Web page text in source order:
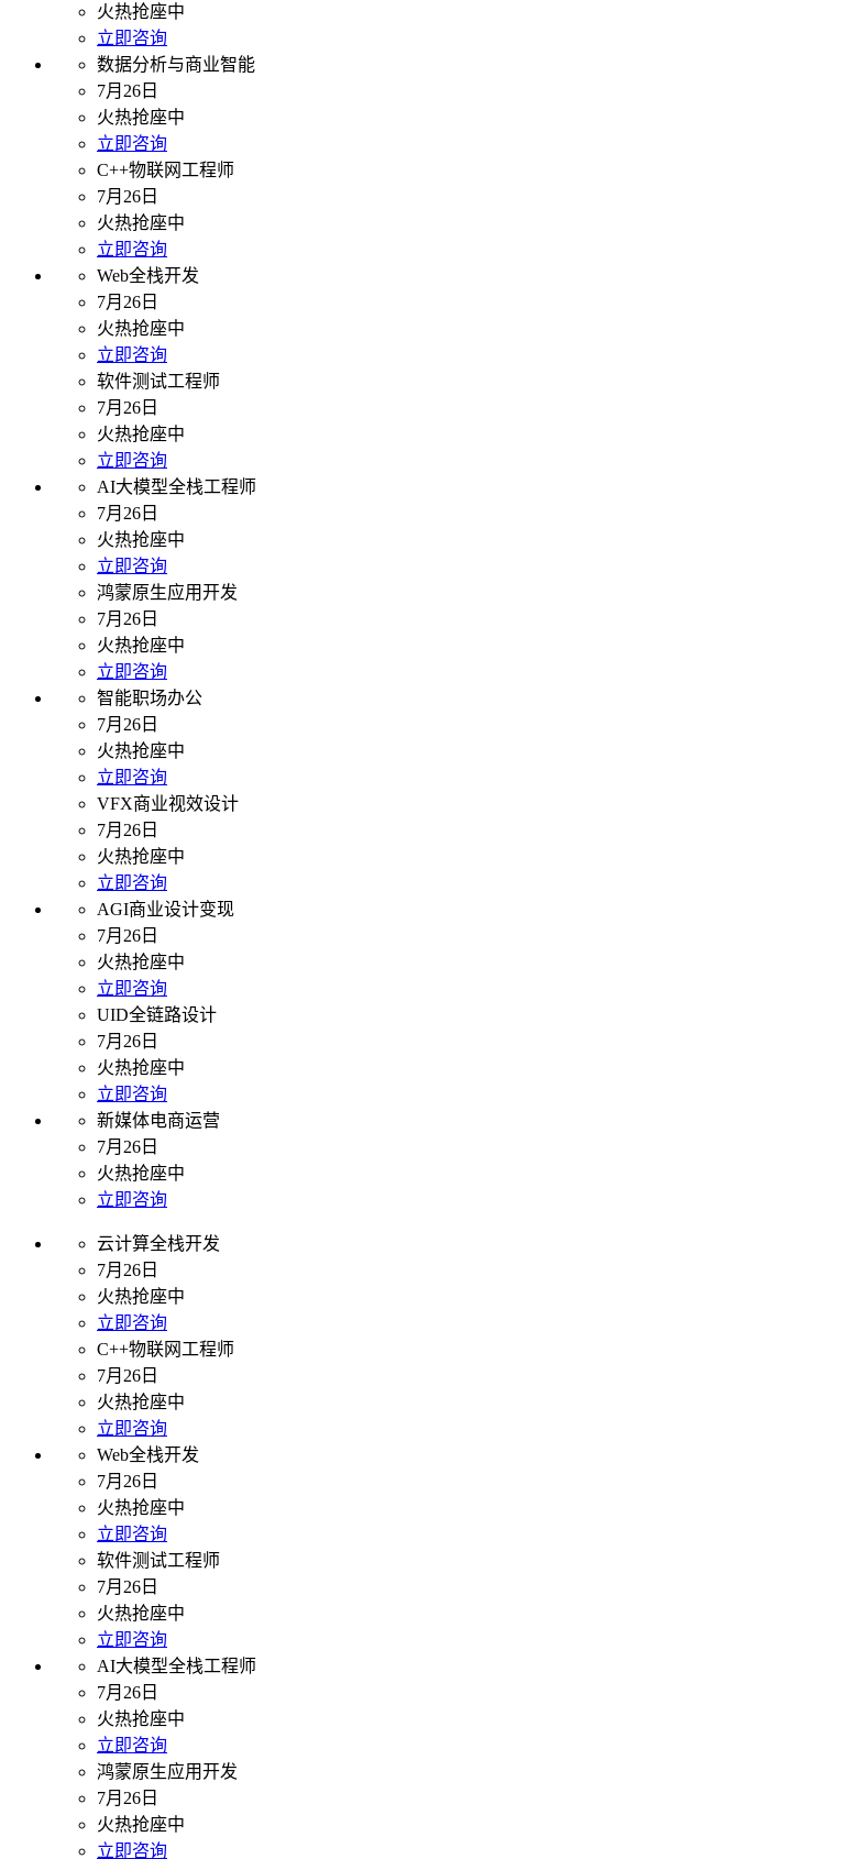
火热抢座中
立即咨询
数据分析与商业智能
7月26日
火热抢座中
立即咨询
C++物联网工程师
7月26日
火热抢座中
立即咨询
Web全栈开发
7月26日
火热抢座中
立即咨询
软件测试工程师
7月26日
火热抢座中
立即咨询
AI大模型全栈工程师
7月26日
火热抢座中
立即咨询
鸿蒙原生应用开发
7月26日
火热抢座中
立即咨询
智能职场办公
7月26日
火热抢座中
立即咨询
VFX商业视效设计
7月26日
火热抢座中
立即咨询
AGI商业设计变现
7月26日
火热抢座中
立即咨询
UID全链路设计
7月26日
火热抢座中
立即咨询
新媒体电商运营
7月26日
火热抢座中
立即咨询
云计算全栈开发
7月26日
火热抢座中
立即咨询
C++物联网工程师
7月26日
火热抢座中
立即咨询
Web全栈开发
7月26日
火热抢座中
立即咨询
软件测试工程师
7月26日
火热抢座中
立即咨询
AI大模型全栈工程师
7月26日
火热抢座中
立即咨询
鸿蒙原生应用开发
7月26日
火热抢座中
立即咨询